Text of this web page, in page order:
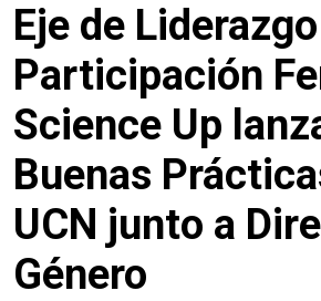
Eje de
Participación
Science Up
Buenas
UCN junto a
Género